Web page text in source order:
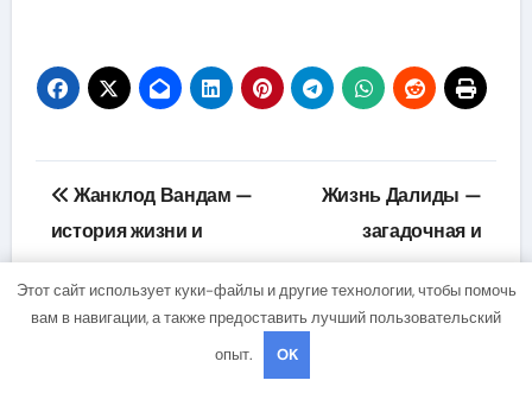
Навигация
по
записям
Жанклод Вандам —
история жизни и
вершины карьеры
голливудской звезды
Жизнь Далиды —
загадочная и
волнующая история
популярной
французской певицы
Этот сайт использует куки-файлы и другие технологии, чтобы помочь
вам в навигации, а также предоставить лучший пользовательский
опыт.
OK